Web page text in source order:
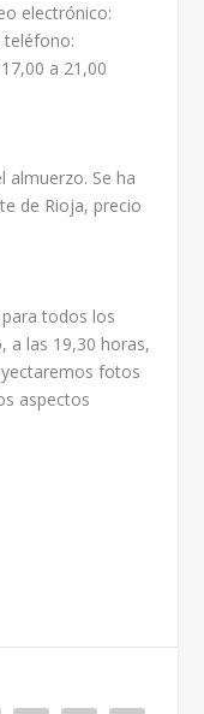
electrónico:
teléfono:
a 21,00
almuerzo. Se ha
de Rioja, precio
todos los
a las 19,30 horas,
fotos
aspectos